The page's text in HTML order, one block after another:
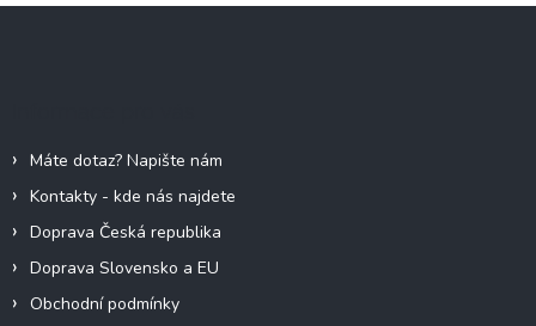
Máte dotaz? Napište nám
Kontakty - kde nás najdete
Doprava Česká republika
Doprava Slovensko a EU
Obchodní podmínky